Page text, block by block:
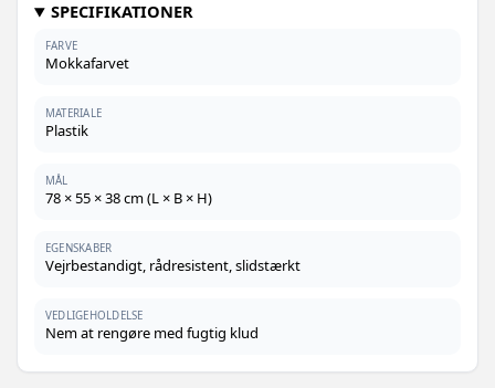
SPECIFIKATIONER
FARVE
Mokkafarvet
MATERIALE
Plastik
MÅL
78 × 55 × 38 cm (L × B × H)
EGENSKABER
Vejrbestandigt, rådresistent, slidstærkt
VEDLIGEHOLDELSE
Nem at rengøre med fugtig klud